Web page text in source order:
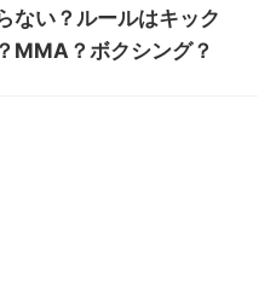
ない？ルールはキック
MMA？ボクシング？